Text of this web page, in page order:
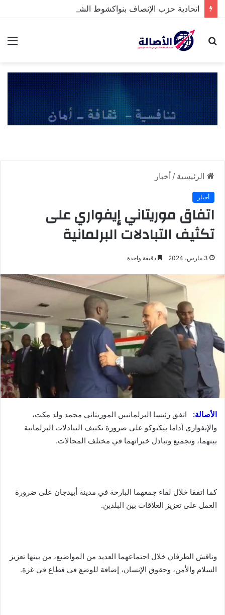
بحث
الرئيسية / أخبار
أخبار
اتفاق موريتاني إِيفواري على
تكثيف التبادلات البرلمانية
3 مارس، 2024 دقيقة واحدة
الأصالة:
اتفق رئيسا البرلمانيين الموريتاني محمد ولد مكت،
والإيفواري أداما بيكتوكو على ضرورة تكثيف التبادلات البرلمانية
بينهما، وتجميع وتبادل خبراتهما في مختلف المجالات.
كما اتفقا خلال لقاء جمعهما البارحة في مدينة أبيدجان على ضرورة
العمل على تعزيز العلاقات بين البلدين.
وناقش الطرفان خلال اجتماعهما العديد من المواضيع، من بينها تعزيز
السلام والأمن، وحقوق الإنسان، إضافة للوضع في قطاع في غزة.